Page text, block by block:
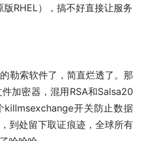
RHEL），搞不好直接让服务
勒索软件了，简直烂透了。那
加密器，混用RSA和Salsa20
killmsexchange开关防止数据
到处留下取证痕迹，全球所有